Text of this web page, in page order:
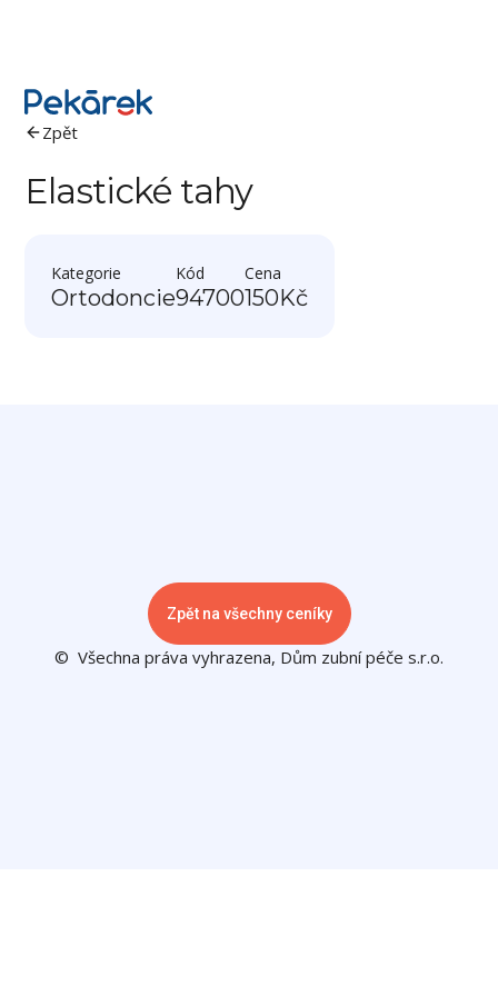
Zpět
Elastické tahy
Kategorie
Ortodoncie
Kód
94700
Cena
150Kč
Zpět na všechny ceníky
© Všechna práva vyhrazena, Dům zubní péče s.r.o.